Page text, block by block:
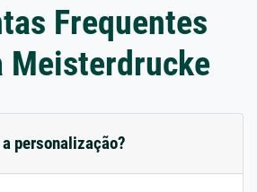
Frequentes
Meisterdrucke
personalização?